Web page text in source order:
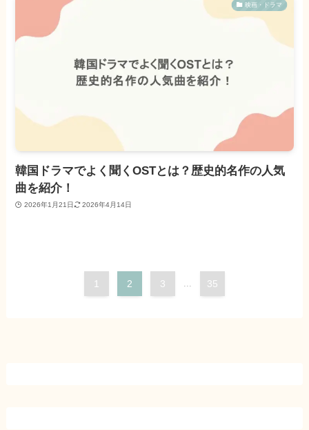
映画・ドラマ
韓国ドラマでよく聞くOSTとは？歴史的名作の人気
曲を紹介！
2026年1月21日 2026年4月14日
1 2 3 35